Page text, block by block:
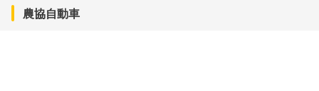
農協自動車